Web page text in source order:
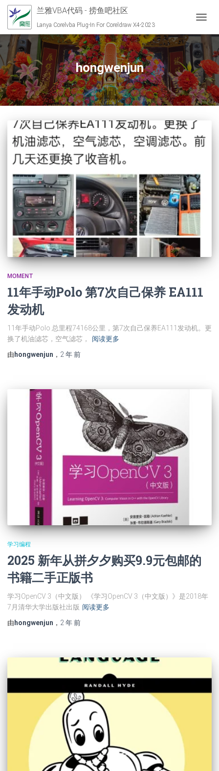
兰雅VBA代码 - 捞鱼吧社区
Lanya Corelvba Plug-In For Coreldraw X4-2023
hongwenjun
MOMENT
11年手动Polo 第7次自己保养 EA111
发动机
11年手动Polo 总里程74168公里，第7次自己保养EA111发动机。更
换了机油滤芯，空气滤芯，
阅读更多
由 hongwenjun ， 2 年前
学习编程
2025 新年从拼夕夕购买9.9元包邮的
书籍二手正版书
学习OpenCV 3（中文版） 《学习OpenCV 3（中文版）》是2018年
7月清华大学出版社出版 阅读更多
由 hongwenjun ， 2 年前